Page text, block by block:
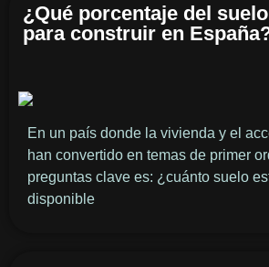
¿Qué porcentaje del
para construir en
En un país donde la vivienda y el
han convertido en temas de primer
preguntas clave es: ¿cuánto suelo
disponible